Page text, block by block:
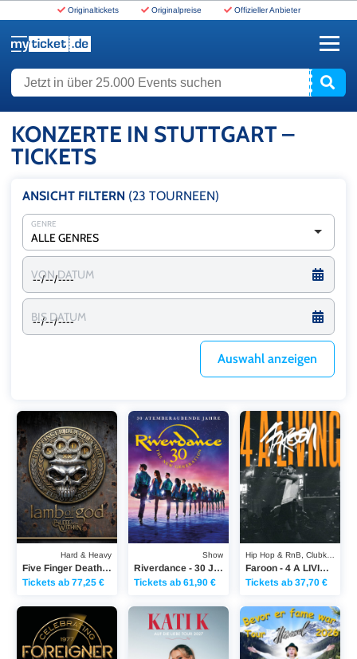
Originaltickets Originalpreise Offizieller Anbieter
Jetzt in über 25.000 Events suchen
KONZERTE IN STUTTGART –
TICKETS
ANSICHT FILTERN (23 TOURNEEN)
ALLE GENRES
GENRE
VON DATUM
BIS DATUM
Auswahl anzeigen
Hard & Heavy
Five Finger Death Punch - 20th Anniversary World Tour
Tickets ab 77,25 €
Five Finger Death Punch - 20th Anniversary World Tour
Show
Riverdance - 30 Jahre RIVERDANCE
Tickets ab 61,90 €
Riverdance - 30 Jahre RIVERDANCE
Faroon - 4 A LIVING TOUR 2026
Tickets ab 37,70 €
Faroon - 4 A LIVING
Foreigner - 50TH ANNIVERSARY TOURKati K - AUF DIE LIEBE TOUR 2027
Hänsel - Bevor-er-